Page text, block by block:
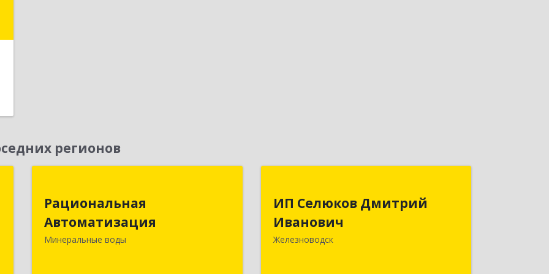
регионов
Рациональная
Автоматизация
Минеральные воды
Автоматизация
357209, Ставропольский край, м.о.
Минераловодский, Минеральные
ИП Селюков Дмитрий
Иванович
Железноводск
Иванович
Железноводск г, Энгельса ул, дом №